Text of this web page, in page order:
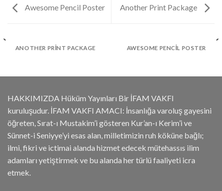
Awesome Pencil Poster Another Print Package
ANOTHER PRINT PACKAGE AWESOME PENCIL POSTER
HAKKIMIZDA Hüküm Yayınları Bir İFAM VAKFI
kuruluşudur. İFAM VAKFI AMACI: İnsanlığa varoluş gayesini
öğreten, Sırat-ı Mustakim’i gösteren Kur’an-ı Kerim’i ve
Sünnet-i Seniyye’yi esas alan, milletimizin ruh köküne bağlı;
ilmi, fikri ve ictimai alanda hizmet edecek mütehassıs ilim
adamları yetiştirmek ve bu alanda her türlü faaliyeti icra
etmek.